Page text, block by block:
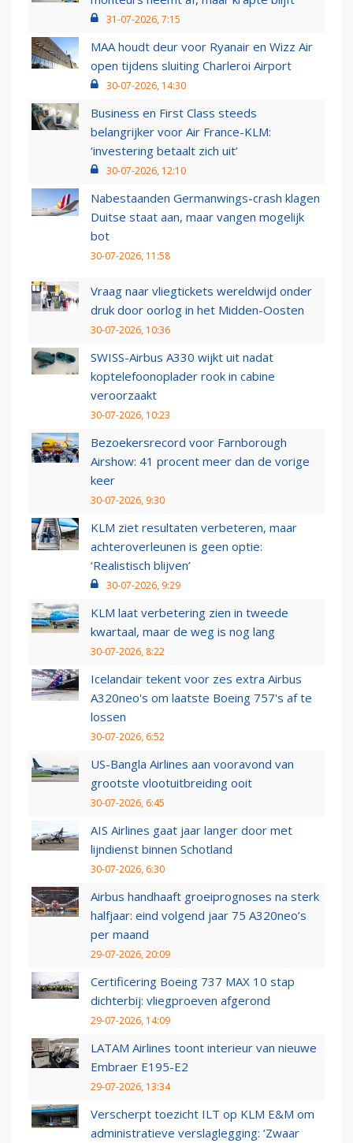
31-07-2026, 7:15
MAA houdt deur voor Ryanair en Wizz Air
open tijdens sluiting Charleroi Airport
30-07-2026, 14:30
Business en First Class steeds
belangrijker voor Air France-KLM:
‘investering betaalt zich uit’
30-07-2026, 12:10
Nabestaanden Germanwings-crash klagen
Duitse staat aan, maar vangen mogelijk
bot
30-07-2026, 11:58
Vraag naar vliegtickets wereldwijd onder
druk door oorlog in het Midden-Oosten
30-07-2026, 10:36
SWISS-Airbus A330 wijkt uit nadat
koptelefoonoplader rook in cabine
veroorzaakt
30-07-2026, 10:23
Bezoekersrecord voor Farnborough
Airshow: 41 procent meer dan de vorige
keer
30-07-2026, 9:30
KLM ziet resultaten verbeteren, maar
achteroverleunen is geen optie:
‘Realistisch blijven’
30-07-2026, 9:29
KLM laat verbetering zien in tweede
kwartaal, maar de weg is nog lang
30-07-2026, 8:22
Icelandair tekent voor zes extra Airbus
A320neo's om laatste Boeing 757's af te
lossen
30-07-2026, 6:52
US-Bangla Airlines aan vooravond van
grootste vlootuitbreiding ooit
30-07-2026, 6:45
AIS Airlines gaat jaar langer door met
lijndienst binnen Schotland
30-07-2026, 6:30
Airbus handhaaft groeiprognoses na sterk
halfjaar: eind volgend jaar 75 A320neo’s
per maand
29-07-2026, 20:09
Certificering Boeing 737 MAX 10 stap
dichterbij: vliegproeven afgerond
29-07-2026, 14:09
LATAM Airlines toont interieur van nieuwe
Embraer E195-E2
29-07-2026, 13:34
Verscherpt toezicht ILT op KLM E&M om
administratieve verslaglegging: ‘Zwaar